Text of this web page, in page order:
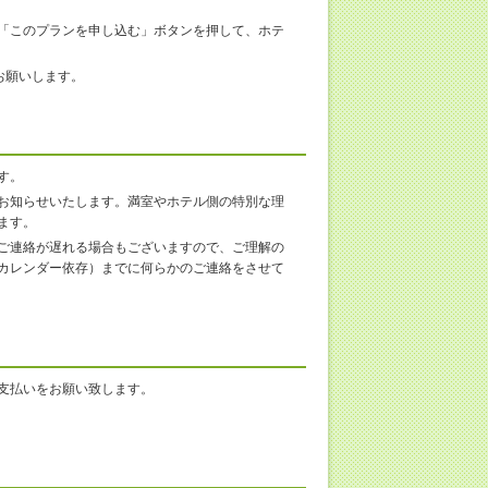
このプランを申し込む」ボタンを押して、ホテ
いします。
。
知らせいたします。満室やホテル側の特別な理
。
連絡が遅れる場合もございますので、ご理解の
レンダー依存）までに何らかのご連絡をさせて
いをお願い致します。